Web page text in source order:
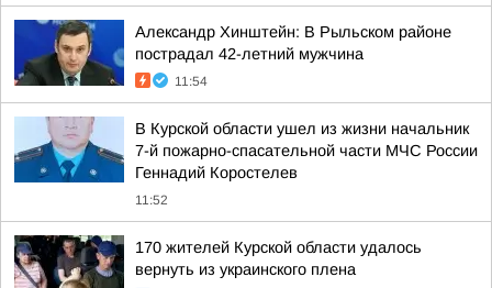
Александр Хинштейн: В Рыльском районе
пострадал 42-летний мужчина
11:54
В Курской области ушел из жизни начальник
7-й пожарно-спасательной части МЧС России
Геннадий Коростелев
11:52
170 жителей Курской области удалось
вернуть из украинского плена